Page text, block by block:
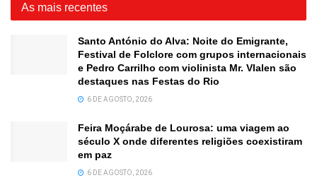
As mais recentes
Santo António do Alva: Noite do Emigrante,
Festival de Folclore com grupos internacionais
e Pedro Carrilho com violinista Mr. Vlalen são
destaques nas Festas do Rio
6 DE AGOSTO, 2026
Feira Moçárabe de Lourosa: uma viagem ao
século X onde diferentes religiões coexistiram
em paz
6 DE AGOSTO, 2026